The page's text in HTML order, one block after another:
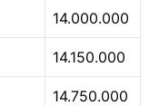
14.000.000
14.150.000
14.750.000